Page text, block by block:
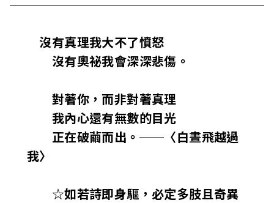
沒有真理我大不了憤怒
沒有奧祕我會深深悲傷。
對著你，而非對著真理
我內心還有無數的目光
正在破繭而出。──〈白晝飛越過
我〉
☆如若詩即身驅，必定多肢且奇異